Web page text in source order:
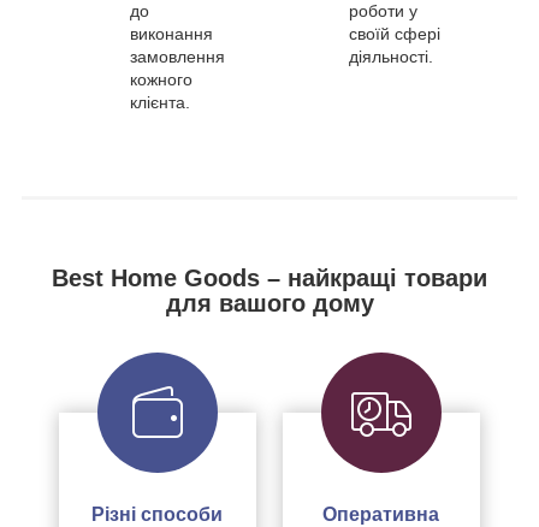
до
виконання
замовлення
кожного
клієнта.
роботи у
своїй сфері
діяльності.
Best Home Goods – найкращі товари
для вашого дому
Різні способи
Оперативна